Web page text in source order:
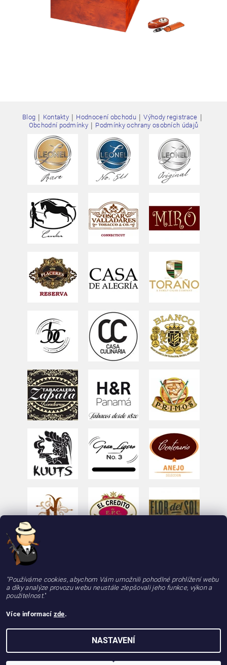
Blog Kontakty Hodnocení obchodu Výhody registrace
Obchodní podmínky Podmínky ochrany osobních údajů
2026 © deLAMOTT, e-shop - doutniky24.cz, doutníky se zárukou 100% kvality, rychle a
Vytvořil Shoptet
"Používáme cookies, abychom Vám umožnili pohodlné prohlížení webu
a díky analýze provozu webu neustále zlepšovali jeho funkce, výkon a
použitelnost."
Více informací zde.
NASTAVENÍ